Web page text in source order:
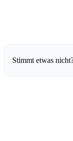
Stimmt etwas